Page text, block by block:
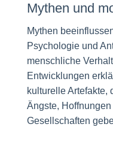
Mythen und
Mythen
Psychologie und
menschliche
Entwicklungen
kulturelle Artefakte,
Ängste,
Gesellschaften